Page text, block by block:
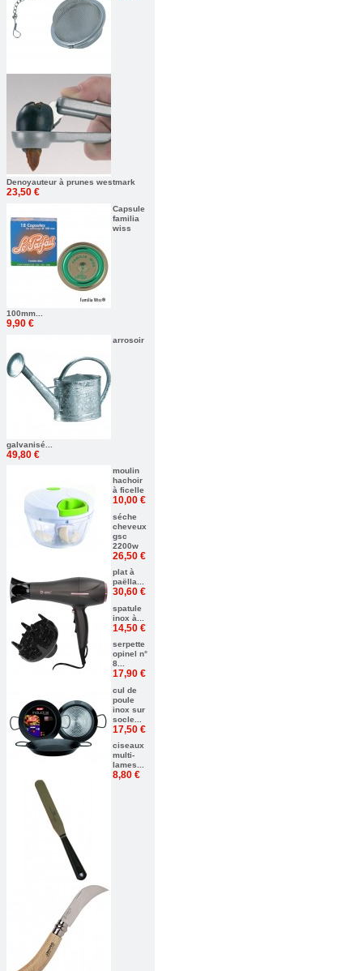
Denoyauteur à prunes westmark
23,50 €
Capsule
familia
wiss
100mm...
9,90 €
arrosoir
galvanisé...
49,80 €
moulin
hachoir
à ficelle
10,00 €
séche
cheveux
gsc
2200w
26,50 €
plat à
paëlla...
30,60 €
spatule
inox à...
14,50 €
serpette
opinel n°
8...
17,90 €
cul de
poule
inox sur
socle...
17,50 €
ciseaux
multi-
lames...
8,80 €